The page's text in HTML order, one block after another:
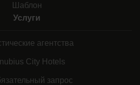
Шаблон
Услуги
агентства
City Hotels
запрос